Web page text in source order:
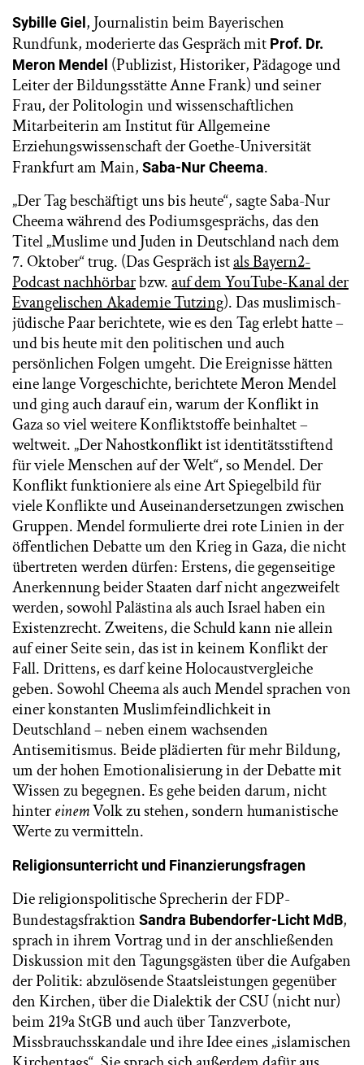
Sybille Giel, Journalistin beim Bayerischen
Rundfunk, moderierte das Gespräch mit Prof. Dr.
Meron Mendel (Publizist, Historiker, Pädagoge und
Leiter der Bildungsstätte Anne Frank) und seiner
Frau, der Politologin und wissenschaftlichen
Mitarbeiterin am Institut für Allgemeine
Erziehungswissenschaft der Goethe-Universität
Frankfurt am Main, Saba-Nur Cheema.
„Der Tag beschäftigt uns bis heute“, sagte Saba-Nur
Cheema während des Podiumsgesprächs, das den
Titel „Muslime und Juden in Deutschland nach dem
7. Oktober“ trug. (Das Gespräch istals Bayern2-
Podcast nachhörbarbzw.auf dem YouTube-Kanal der
Evangelischen Akademie Tutzing). Das muslimisch-
jüdische Paar berichtete, wie es den Tag erlebt hatte –
und bis heute mit den politischen und auch
persönlichen Folgen umgeht. Die Ereignisse hätten
eine lange Vorgeschichte, berichtete Meron Mendel
und ging auch darauf ein, warum der Konflikt in
Gaza so viel weitere Konfliktstoffe beinhaltet –
weltweit. „Der Nahostkonflikt ist identitätsstiftend
für viele Menschen auf der Welt“, so Mendel. Der
Konflikt funktioniere als eine Art Spiegelbild für
viele Konflikte und Auseinandersetzungen zwischen
Gruppen. Mendel formulierte drei rote Linien in der
öffentlichen Debatte um den Krieg in Gaza, die nicht
übertreten werden dürfen: Erstens, die gegenseitige
Anerkennung beider Staaten darf nicht angezweifelt
werden, sowohl Palästina als auch Israel haben ein
Existenzrecht. Zweitens, die Schuld kann nie allein
auf einer Seite sein, das ist in keinem Konflikt der
Fall. Drittens, es darf keine Holocaustvergleiche
geben. Sowohl Cheema als auch Mendel sprachen von
einer konstanten Muslimfeindlichkeit in
Deutschland – neben einem wachsenden
Antisemitismus. Beide plädierten für mehr Bildung,
um der hohen Emotionalisierung in der Debatte mit
Wissen zu begegnen. Es gehe beiden darum, nicht
hintereinemVolk zu stehen, sondern humanistische
Werte zu vermitteln.
Religionsunterricht und Finanzierungsfragen
Die religionspolitische Sprecherin der FDP-
Bundestagsfraktion Sandra Bubendorfer-Licht MdB,
sprach in ihrem Vortrag und in der anschließenden
Diskussion mit den Tagungsgästen über die Aufgaben
der Politik: abzulösende Staatsleistungen gegenüber
den Kirchen, über die Dialektik der CSU (nicht nur)
beim 219a StGB und auch über Tanzverbote,
Missbrauchsskandale und ihre Idee eines „islamischen